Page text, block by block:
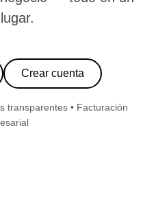
Crear cuenta
transparentes • Facturación